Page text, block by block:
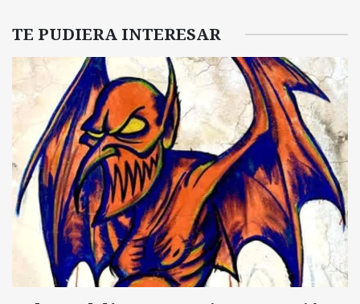
TE PUDIERA INTERESAR